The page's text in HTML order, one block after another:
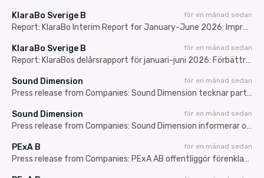
KlaraBo Sverige B för en månad sedan
Report: KlaraBo Interim Report for January-June 2026: Improved net operating income and income from property management
KlaraBo Sverige B för en månad sedan
Report: KlaraBos delårsrapport för januari-juni 2026: Förbättrat driftnetto och förvaltningsresultat
Sound Dimension för en månad sedan
Press release from Companies: Sound Dimension tecknar partnerskapsavtal med TVU Networks och får tillgång till en global distributionskanal för AiFi
Sound Dimension för en månad sedan
Press release from Companies: Sound Dimension informerar om förhandlingar med videoteknikbolaget TVU Networks Corporation
PExA B för en månad sedan
Press release from Companies: PExA AB offentliggör förenklat informationsdokument inför kommande företrädesemission av aktier